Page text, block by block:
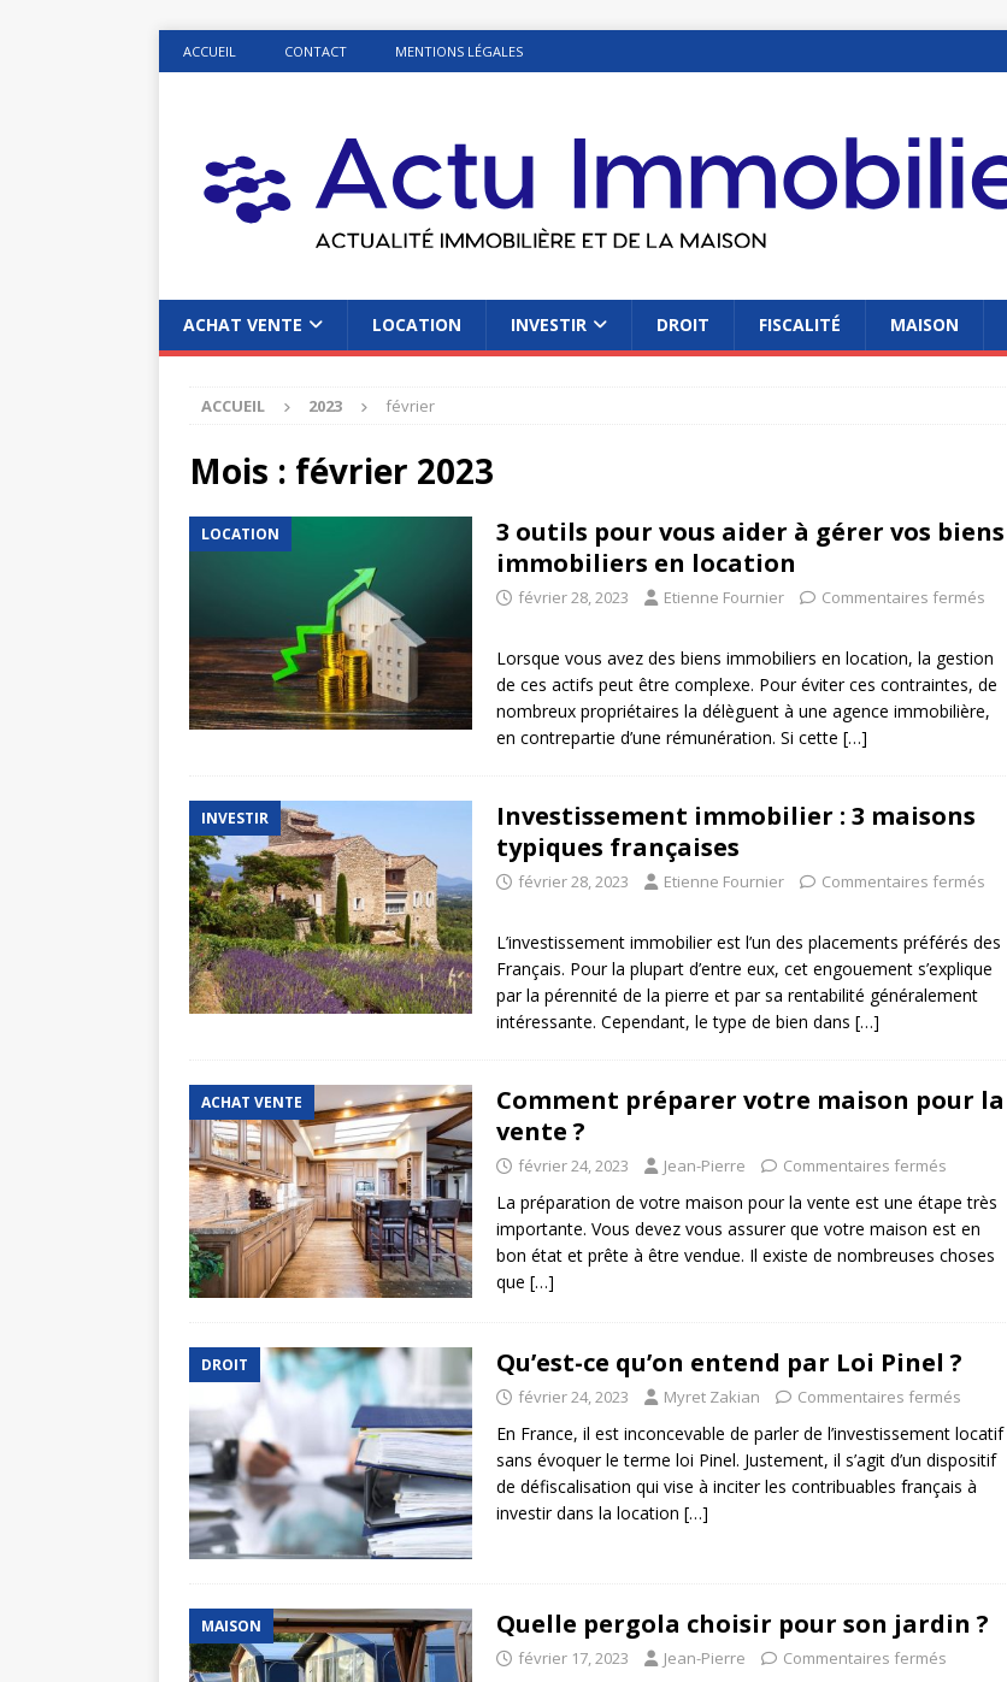
ACCUEIL CONTACT MENTIONS LÉGALES
ACHAT VENTE LOCATION INVESTIR DROIT FISCALITÉ MAISON
ACCUEIL 2023 février
Mois : février 2023
LOCATION
3 outils pour vous aider à gérer vos biens
immobiliers en location
février 28, 2023 Etienne Fournier Commentaires fermés
Lorsque vous avez des biens immobiliers en location, la gestion
de ces actifs peut être complexe. Pour éviter ces contraintes, de
nombreux propriétaires la délèguent à une agence immobilière,
en contrepartie d’une rémunération. Si cette […]
INVESTIR
Investissement immobilier : 3 maisons
typiques françaises
février 28, 2023 Etienne Fournier Commentaires fermés
L’investissement immobilier est l’un des placements préférés des
Français. Pour la plupart d’entre eux, cet engouement s’explique
par la pérennité de la pierre et par sa rentabilité généralement
intéressante. Cependant, le type de bien dans […]
ACHAT VENTE
Comment préparer votre maison pour la
vente ?
février 24, 2023 Jean-Pierre Commentaires fermés
La préparation de votre maison pour la vente est une étape très
importante. Vous devez vous assurer que votre maison est en
bon état et prête à être vendue. Il existe de nombreuses choses
que […]
DROIT Qu’est-ce qu’on entend par Loi Pinel ?
février 24, 2023 Myret Zakian Commentaires fermés
En France, il est inconcevable de parler de l’investissement locatif
sans évoquer le terme loi Pinel. Justement, il s’agit d’un dispositif
de défiscalisation qui vise à inciter les contribuables français à
investir dans la location […]
MAISON Quelle pergola choisir pour son jardin ?
février 17, 2023 Jean-Pierre Commentaires fermés